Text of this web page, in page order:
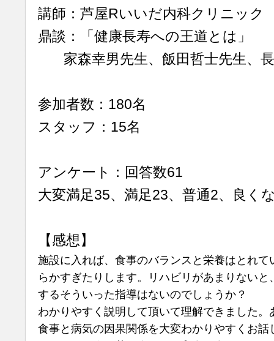
講師：芦屋Rいいだ内科クリニッ
鼎談：「健康長寿への王道とは」
家森幸男先生、飯田哲士先生、
参加者数：180名
スタッフ：15名
アンケート：回答数61
大変満足35、満足23、普通2、良く
【感想】
施設に入れば、食事のバランスと栄養はとれ
らかすぎたりします。リハビリがあまりない
するそういった指導はないのでしょうか？
わかりやすく説明して頂いて理解できました。
食事と病気の因果関係を大変わかりやすくお